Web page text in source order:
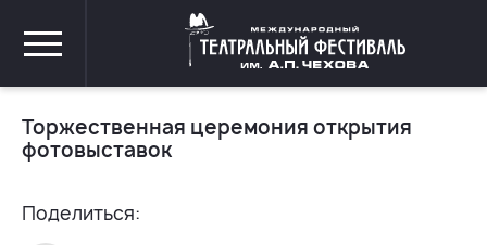
Торжественная церемония открытия
фотовыставок
Поделиться: